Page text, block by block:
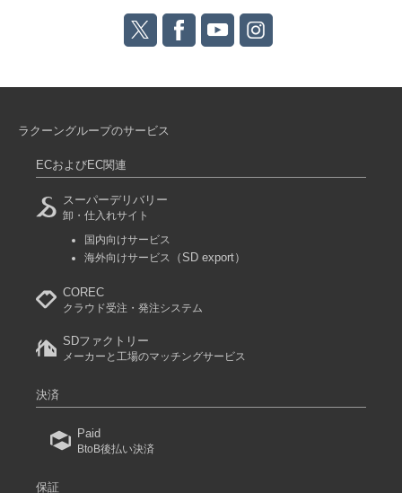
ラクーングループのサービス
ECおよびEC関連
スーパーデリバリー
卸・仕入れサイト
国内向けサービス
海外向けサービス
（SD export）
COREC
クラウド受注・発注システム
SDファクトリー
メーカーと工場のマッチングサービス
決済
Paid
BtoB後払い決済
保証